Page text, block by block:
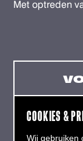
COOKIES &
Wij gebruiken
Met optreden